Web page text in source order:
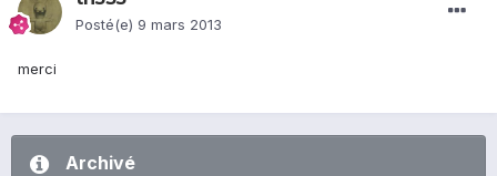
Posté(e) 9 mars 2013
merci
Archivé